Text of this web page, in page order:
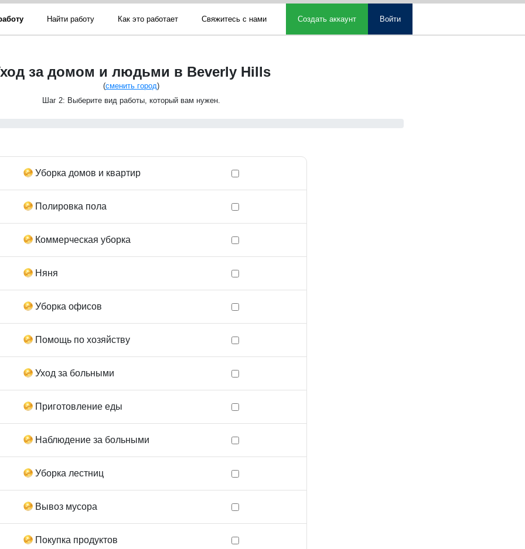
Найти работу Как это работает Свяжитесь с нами Создать аккаунт Войти
за домом и людьми в Beverly Hills
(сменить город)
Шаг 2: Выберите вид работы, который вам нужен.
Уборка домов и квартир
Полировка пола
Коммерческая уборка
Няня
Уборка офисов
Помощь по хозяйству
Уход за больными
Приготовление еды
Наблюдение за больными
Уборка лестниц
Вывоз мусора
Покупка продуктов